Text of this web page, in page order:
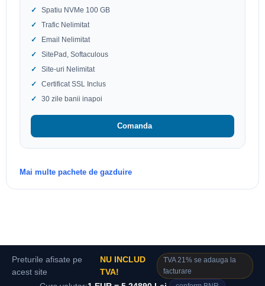
Spatiu NVMe 100 GB
Trafic Nelimitat
Email Nelimitat
SitePad, Softaculous
Site-uri Nelimitat
Certificat SSL Inclus
30 zile banii inapoi
Comanda
Mai multe pachete de gazduire
Preturile afisate pe
acest site
NU INCLUD
TVA!
TVA 21% se adauga la
facturare